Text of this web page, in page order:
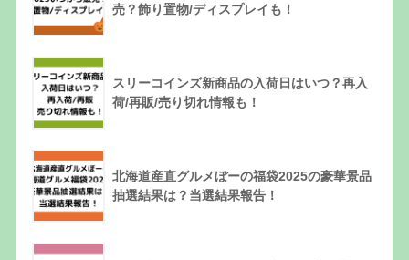
売？飾り置物/ディスプレイも！
スリーコインズ新商品の入荷日はいつ？再入
荷/再販/売り切れ情報も！
北海道産直グルメぼーの福袋2025の豪華景品
抽選結果は？当選結果報告！